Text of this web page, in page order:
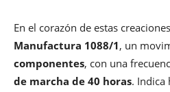
En el corazón de estas
Manufactura 1088/1, un
componentes, con una
de marcha de 40 horas. Indica